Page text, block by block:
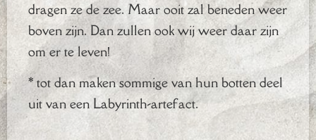
dragen ze de zee. Maar ooit zal beneden weer
boven zijn. Dan zullen ook wij weer daar zijn
om er te leven!
* tot dan maken sommige van hun botten deel
uit van een Labyrinth-artefact.